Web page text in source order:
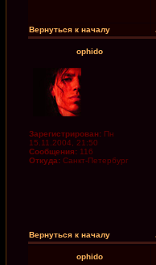
Вернуться к началу
ophido
Зарегистрирован: Пн
15.11.2004, 21:50
Сообщения: 116
Откуда: Санкт-Петербург
Вернуться к началу
ophido